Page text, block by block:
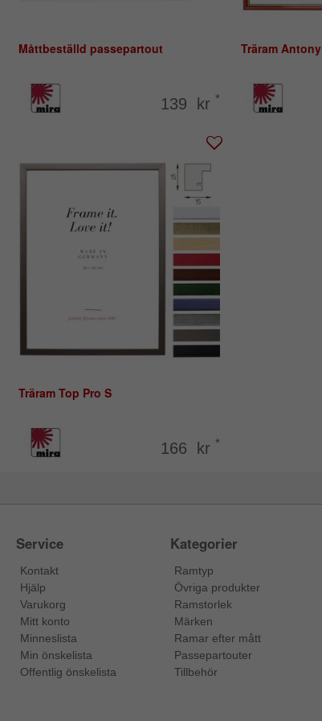
Måttbeställd passepartout
139 kr *
Träram Antony
Träram Top Pro S
166 kr *
Service
Kontakt
Hjälp
Varukorg
Mitt konto
Minneslista
Min önskelista
Offentlig önskelista
Kategorier
Ramtyp
Övriga produkter
Ramstorlek
Märken
Ramar efter mått
Passepartouter
Tillbehör